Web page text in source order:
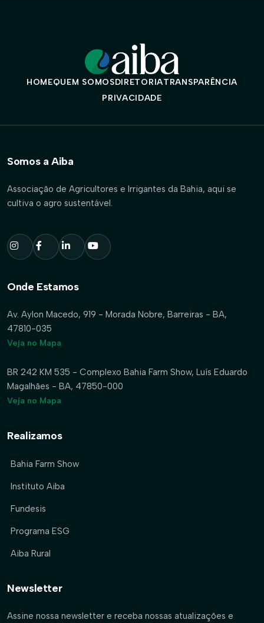
HOMEQUEM SOMOSDIRETORIATRANSPARÊNCIA
PRIVACIDADE
Somos a Aiba
Associação de Agricultores e Irrigantes da Bahia, aqui se
cultiva o agro sustentável.
Onde Estamos
Av. Aylon Macedo, 919 - Morada Nobre, Barreiras - BA,
47810-035
Veja no Mapa
BR 242 KM 535 - Complexo Bahia Farm Show, Luís Eduardo
Magalhães - BA, 47850-000
Veja no Mapa
Realizamos
Bahia Farm Show
Instituto Aiba
Fundesis
Programa ESG
Aiba Rural
Newsletter
Assine nossa newsletter e receba nossas atualizações e